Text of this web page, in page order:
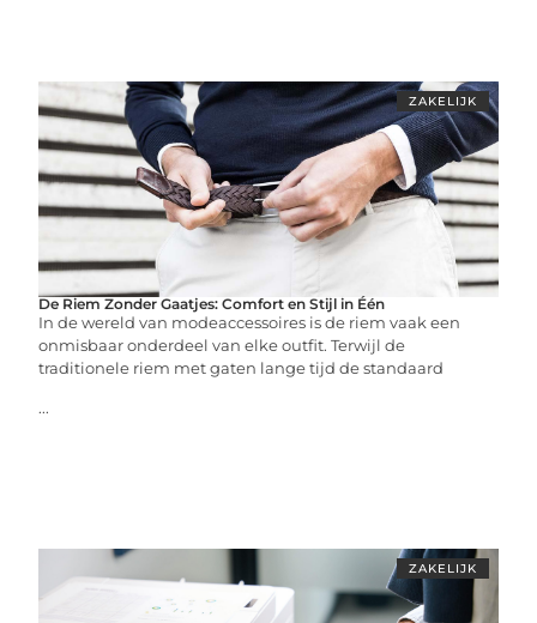
ZAKELIJK
De Riem Zonder Gaatjes: Comfort en Stijl in Één
In de wereld van modeaccessoires is de riem vaak een
onmisbaar onderdeel van elke outfit. Terwijl de
traditionele riem met gaten lange tijd de standaard
...
ZAKELIJK